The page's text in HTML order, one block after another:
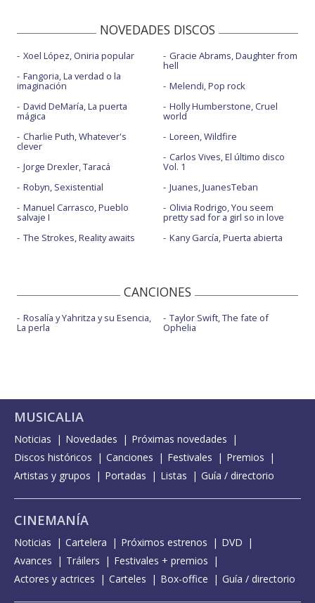
NOVEDADES DISCOS
Xoel López, Oniria popular
Fangoria, La verdad o la
imaginación
David DeMaría, La puerta
mágica
Charlie Puth, Whatever's
clever
Jorge Drexler, Taracá
Robyn, Sexistential
Manuel Carrasco, Pueblo
salvaje I
The Strokes, Reality awaits
Gracie Abrams, Daughter from
hell
Melendi, Pop rock
Holly Humberstone, Cruel
world
Loreen, Wildfire
Carlos Vives, El último disco
Vol. 1
Juanes, JuanesTeban
Olivia Rodrigo, You seem
pretty sad for a girl so in love
Kany García, Puerta abierta
CANCIONES
Rosalía y Yahritza y su Esencia,
La perla
Taylor Swift, The fate of
Ophelia
MUSICALIA
Noticias Novedades
Próximas novedades
Discos históricos
Canciones Festivales
Premios
Artistas y grupos
Portadas Listas Guía / directorio
CINEMANÍA
Noticias Cartelera Próximos estrenos
DVD
Avances
Tráilers
Festivales + premios
Actores y actrices
Carteles Box-office Guía / directorio